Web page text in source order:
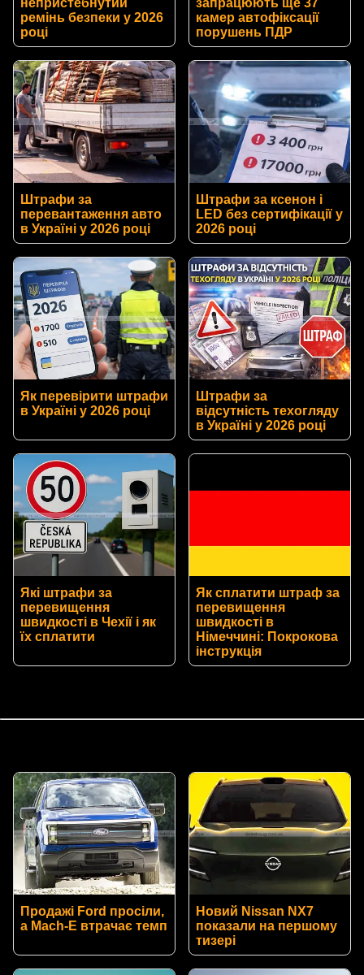
непристебнутий
ремінь безпеки у 2026
році
запрацюють ще 37
камер автофіксації
порушень ПДР
Штрафи за
перевантаження авто
в Україні у 2026 році
Штрафи за ксенон і
LED без сертифікації у
2026 році
Як перевірити штрафи
в Україні у 2026 році
Штрафи за
відсутність техогляду
в Україні у 2026 році
Які штрафи за
перевищення
швидкості в Чехії і як
їх сплатити
Як сплатити штраф за
перевищення
швидкості в
Німеччині: Покрокова
інструкція
Продажі Ford просіли,
а Mach-E втрачає темп
Новий Nissan NX7
показали на першому
тизері